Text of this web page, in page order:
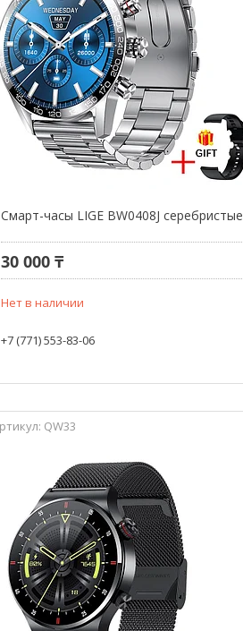
Смарт-часы LIGE BW0408J серебристые
30 000 ₸
Нет в наличии
+7 (771) 553-83-06
QW33